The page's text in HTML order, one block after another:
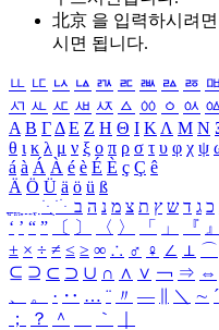
北京 을 입력하시려면
시면 됩니다.
ㅥ ㅦ ㅧ ㅨ ㅩ ㅪ ㅫ ㅬ ㅭ ㅮ
ㅺ ㅻ ㅼ ㅽ ㅾ ㅿ ㆀ ㆁ ㆂ
Α Β ΓΔ Ε Ζ Η Θ Ι ΚΛ Μ Ν
θ ι κ λ μ ν ξ ο π ρ σ τ υ φ χ ψ
á à Á À é è É È ç Ç ê
Ä Ö Ü ä ö ü ß
ִֶֹ ֻּ ׁׂ כ ג ד ש ץ ת צ מ נ ה ב
‘ ’ “ ” 〔 〕 〈 〉 「 」 『 』
± × ÷ ≠ ≤ ≥ ∞ ∴ ♂ ♀ ∠ ⊥ ⌒
⊆ ⊇ ⊂ ⊃ ∪ ∩ ∧ ∨ ￢ ⇒ ⇔
、
。 · ‥ … ¨ 〃 ― ＼ ∼ ´
；
？ ＾ ｀